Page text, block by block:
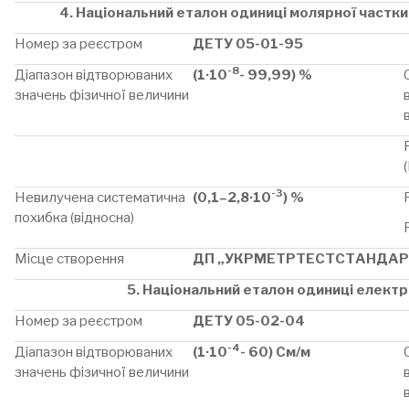
4. Національний еталон одиниці молярної
Номер за реєстром
ДЕТУ 05-01-95
Діапазон відтворюваних
значень фізичної величини
(1·10-8- 99,99) %
Невилучена систематична
похибка (відносна)
(0,1–2,8·10-3) %
Місце створення
ДП
5. Національний еталон одиниці
Номер за реєстром
ДЕТУ 05-02-04
Діапазон відтворюваних
значень фізичної величини
(1·10-4- 60) См/м